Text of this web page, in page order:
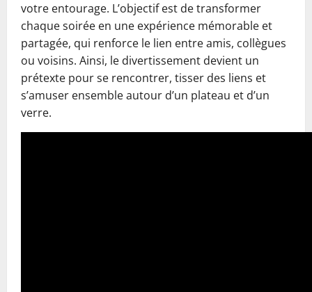
votre entourage. L’objectif est de transformer
chaque soirée en une expérience mémorable et
partagée, qui renforce le lien entre amis, collègues
ou voisins. Ainsi, le divertissement devient un
prétexte pour se rencontrer, tisser des liens et
s’amuser ensemble autour d’un plateau et d’un
verre.